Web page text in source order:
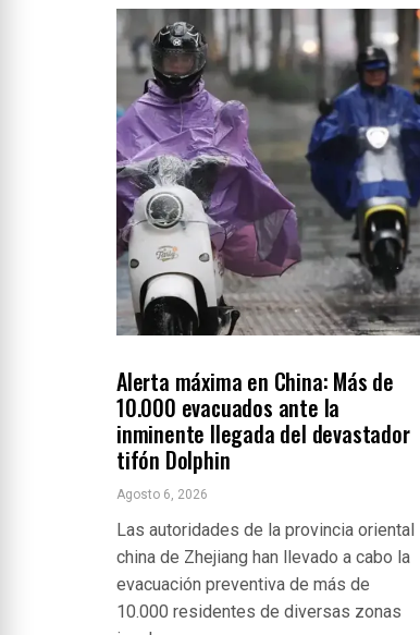
Alerta máxima en China: Más de
10.000 evacuados ante la
inminente llegada del devastador
tifón Dolphin
Agosto 6, 2026
Las autoridades de la provincia oriental
china de Zhejiang han llevado a cabo la
evacuación preventiva de más de
10.000 residentes de diversas zonas